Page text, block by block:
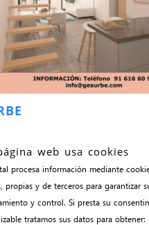
web usa cookies
procesa información mediante
propias y de terceros para garantizar
y control. Si presta su
tratamos sus datos para